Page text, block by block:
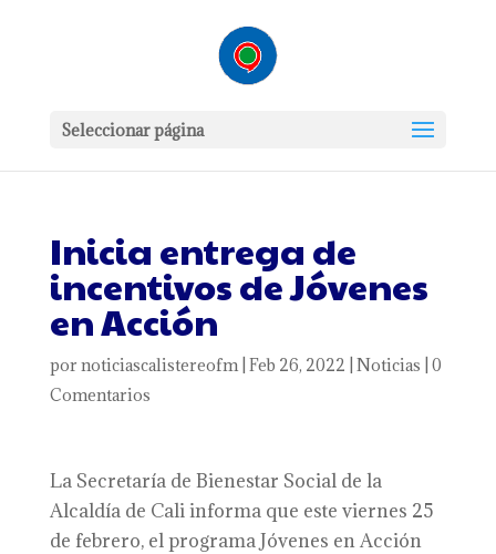
Seleccionar página
Inicia entrega de
incentivos de Jóvenes
en Acción
por noticiascalistereofm| Feb 26, 2022 Noticias 0
Comentarios
La Secretaría de Bienestar Social de la
Alcaldía de Cali informa que este viernes 25
de febrero, el programa Jóvenes en Acción